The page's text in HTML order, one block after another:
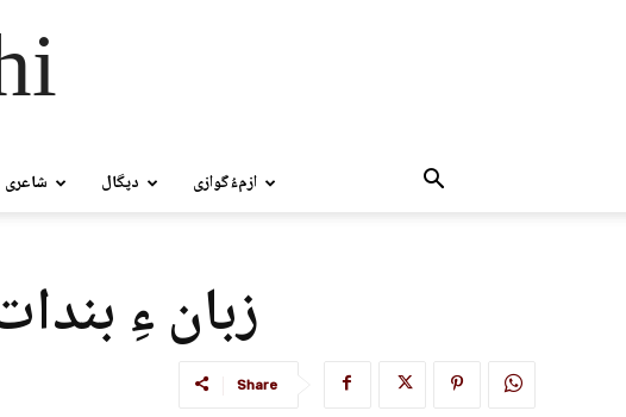
شاعری دپگال ازمءُگوازی
زبان ءِ
Share